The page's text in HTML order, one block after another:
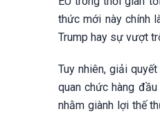
thức mới này chính
Trump hay sự vượt
Tuy nhiên, giải
quan chức hàng
nhằm giành lợi thế